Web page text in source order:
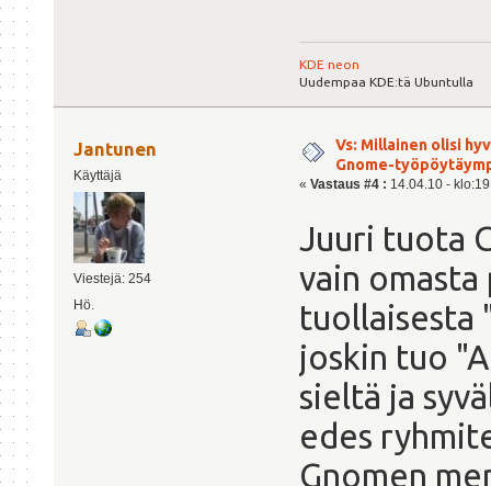
KDE neon
Uudempaa KDE:tä Ubuntulla
Jantunen
Käyttäjä
Viestejä: 254
Hö.
Vs: Millainen olisi
Gnome-
« Vastaus #4 : 14.04.10 -
Juuri tuota
vain
tuollaisesta
joskin tuo
sieltä ja
edes
Gnomen